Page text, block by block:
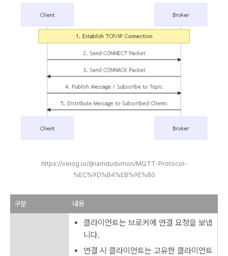
https://velog.io/@iamdudumon/MQTT-Protocol-
%EC%9D%B4%EB%9E%80
구분 내용
클라이언트는 브로커에 연결 요청을 보냅
니다.
연결 시 클라이언트는 고유한 클라이언트